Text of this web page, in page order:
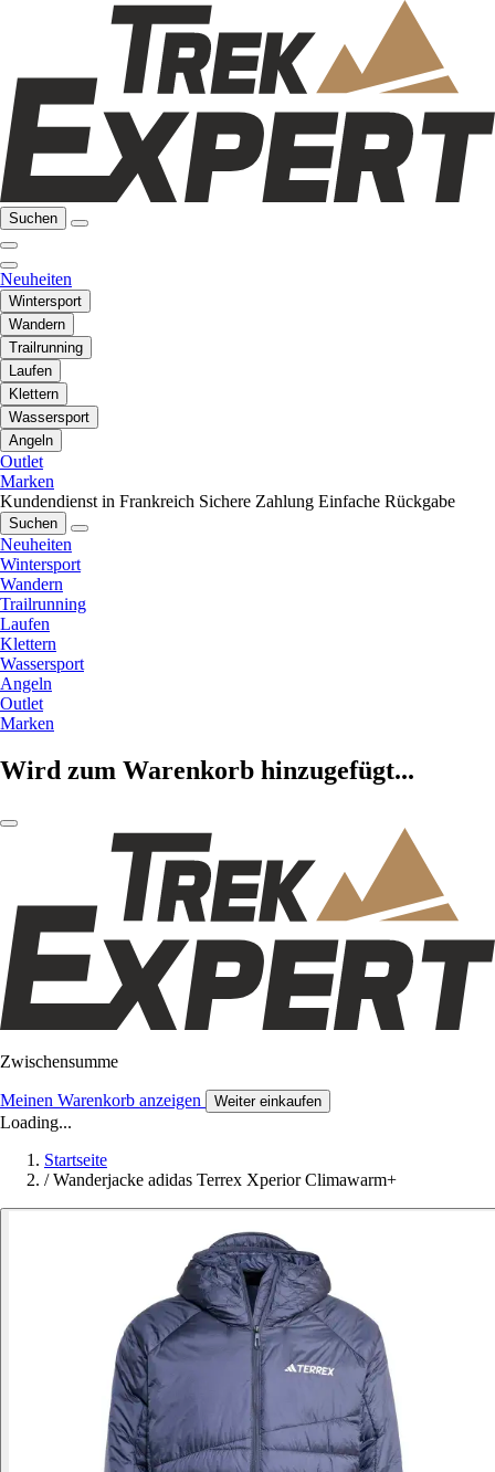
Suchen
Neuheiten
Wintersport
Wandern
Trailrunning
Laufen
Klettern
Wassersport
Angeln
Outlet
Marken
Kundendienst in Frankreich Sichere Zahlung Einfache Rückgabe
Suchen
Neuheiten
Wintersport
Wandern
Trailrunning
Laufen
Klettern
Wassersport
Angeln
Outlet
Marken
Wird zum Warenkorb hinzugefügt...
Zwischensumme
Meinen Warenkorb anzeigen Weiter einkaufen
Loading...
Startseite
/ Wanderjacke adidas Terrex Xperior Climawarm+